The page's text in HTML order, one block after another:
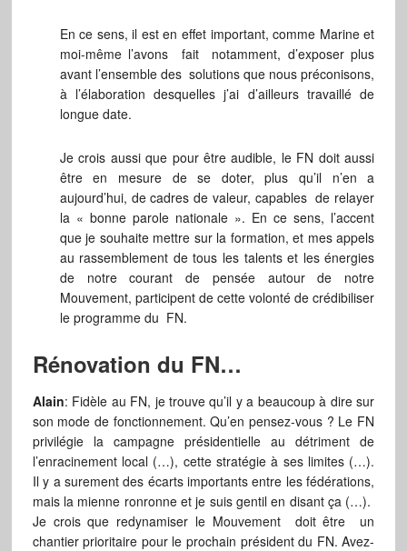
En ce sens, il est en effet important, comme Marine et
moi-même l’avons fait notamment, d’exposer plus
avant l’ensemble des solutions que nous préconisons,
à l’élaboration desquelles j’ai d’ailleurs travaillé de
longue date.
Je crois aussi que pour être audible, le FN doit aussi
être en mesure de se doter, plus qu’il n’en a
aujourd’hui, de cadres de valeur, capables de relayer
la « bonne parole nationale ». En ce sens, l’accent
que je souhaite mettre sur la formation, et mes appels
au rassemblement de tous les talents et les énergies
de notre courant de pensée autour de notre
Mouvement, participent de cette volonté de crédibiliser
le programme du FN.
Rénovation du FN…
Alain: Fidèle au FN, je trouve qu’il y a beaucoup à dire sur
son mode de fonctionnement. Qu’en pensez-vous ? Le FN
privilégie la campagne présidentielle au détriment de
l’enracinement local (…), cette stratégie à ses limites (…).
Il y a surement des écarts importants entre les fédérations,
mais la mienne ronronne et je suis gentil en disant ça (…).
Je crois que redynamiser le Mouvement doit être un
chantier prioritaire pour le prochain président du FN. Avez-